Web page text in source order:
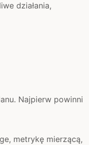
działania,
Najpierw powinni
metrykę mierzącą,